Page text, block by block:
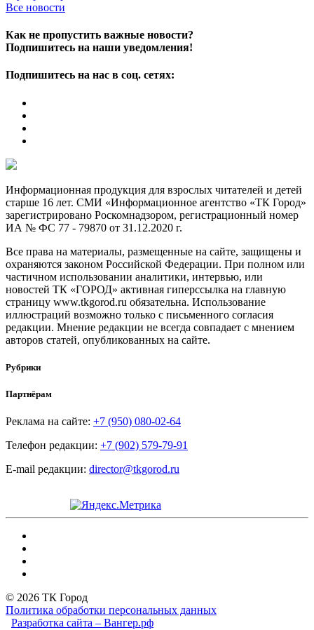
Все новости
Как не пропустить важные новости?
Подпишитесь на наши уведомления!
Подпишитесь на нас в соц. сетях:
Информационная продукция для взрослых читателей и детей
старше 16 лет. СМИ «Информационное агентство «ТК Город»
зарегистрировано Роскомнадзором, регистрационный номер
ИА № ФС 77 - 79870 от 31.12.2020 г.
Все права на материалы, размещенные на сайте, защищены и
охраняются законом Российской Федерации. При полном или
частичном использовании аналитики, интервью, или
новостей ТК «ГОРОД» активная гиперссылка на главную
страницу www.tkgorod.ru обязательна. Использование
иллюстраций возможно только с письменного согласия
редакции. Мнение редакции не всегда совпадает с мнением
авторов статей, опубликованных на сайте.
Рубрики
Партнёрам
Реклама на сайте: +7 (950) 080-02-64
Телефон редакции: +7 (902) 579-79-91
E-mail редакции: director@tkgorod.ru
© 2026 ТК Город
Политика обработки персональных данных
Разработка сайта – Вангер.рф